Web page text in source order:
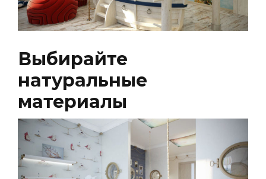
Выбирайте
натуральные
материалы